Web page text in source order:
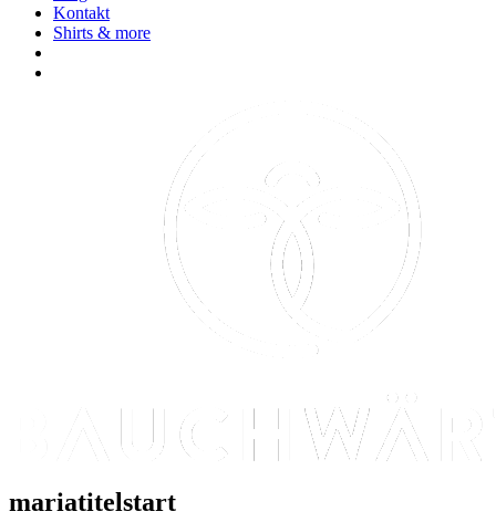
Kontakt
Shirts & more
mariatitelstart